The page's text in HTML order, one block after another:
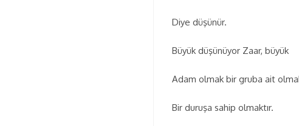
Diye düşünür.
Büyük düşünüyor Zaar, büyük
Adam olmak bir gruba ait
Bir duruşa sahip olmaktır.